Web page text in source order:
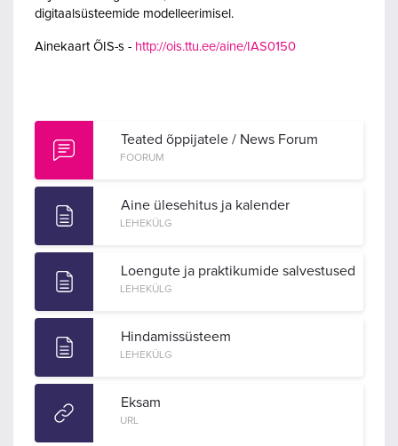
digitaalsüsteemide modelleerimisel.
Ainekaart ÕIS-s - http://ois.ttu.ee/aine/IAS0150
Teated õppijatele / News Forum
FOORUM
Aine ülesehitus ja kalender
LEHEKÜLG
Loengute ja praktikumide salvestused
LEHEKÜLG
Hindamissüsteem
LEHEKÜLG
Eksam
URL